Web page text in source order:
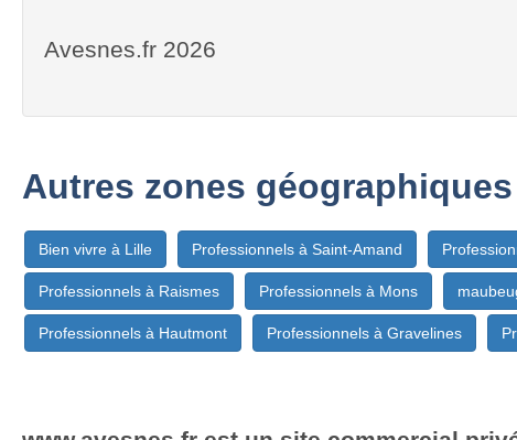
Avesnes.fr 2026
Autres zones géographiques
Bien vivre à Lille Professionnels à Saint-Amand
Professionnels à Raismes Professionnels à Mons
Professionnels à Hautmont Professionnels à Gravelines